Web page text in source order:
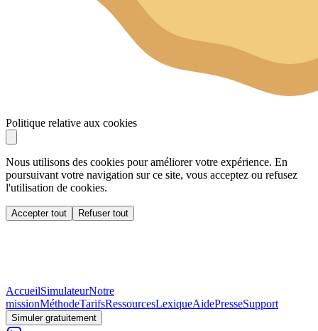
Politique relative aux cookies
Nous utilisons des cookies pour améliorer votre expérience. En
poursuivant votre navigation sur ce site, vous acceptez ou refusez
l'utilisation de cookies.
Accepter tout Refuser tout
AccueilSimulateurNotre
missionMéthodeTarifsRessourcesLexiqueAidePresseSupport
Simuler gratuitement